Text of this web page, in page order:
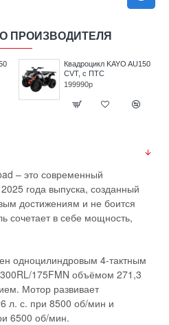
ПРОИЗВОДИТЕЛЯ
Квадроцикл KAYO AU150
CVT, с ПТС
199990р
– это современный
года выпуска, созданный
достижениям и не боится
сочетает в себе мощность,
одноцилиндровым 4-тактным
175FMN объёмом 271,3
Мотор развивает
л. с. при 8500 об/мин и
6500 об/мин.